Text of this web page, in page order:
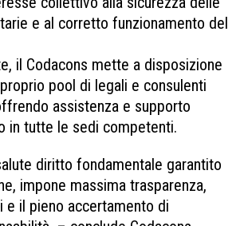
e al corretto funzionamento del
il Codacons mette a disposizione
pool di legali e consulenti
assistenza e supporto
in tutte le sedi competenti.
diritto fondamentale garantito
impone massima trasparenza,
e il pieno accertamento di